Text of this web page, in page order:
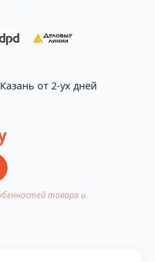
от 2-ух дней
товара и